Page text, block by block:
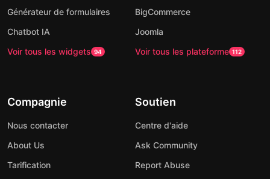
Générateur de formulaires
Chatbot IA
Voir tous les widgets 94
BigCommerce
Joomla
Voir tous les plateforme 112
Compagnie
Nous contacter
About Us
Tarification
Soutien
Centre d'aide
Ask Community
Report Abuse